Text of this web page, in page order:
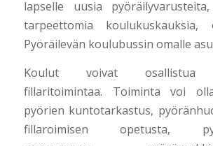
lapselle uusia
tarpeettomia koulukuskauksia,
Pyöräilevän koulubussin omalle
Koulut voivat osallistua
fillaritoimintaa. Toiminta voi
pyörien kuntotarkastus,
fillaroimisen opetusta,